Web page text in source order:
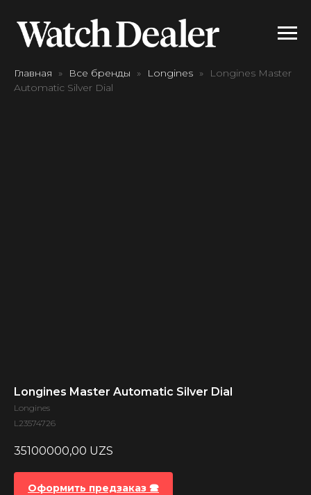
Главная Все бренды Longines
Longines Master
Automatic Silver Dial
Longines Master Automatic Silver Dial
Longines
L23574726
35100000,00 UZS
Оформить предзаказ 🕿